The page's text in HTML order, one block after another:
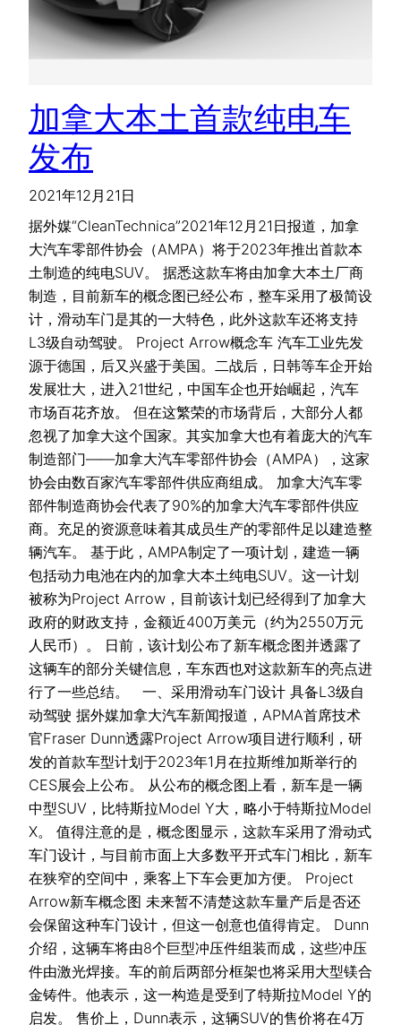
加拿大本土首款纯电车
发布
2021年12月21日
据外媒“CleanTechnica”2021年12月21日报道，加拿
大汽车零部件协会（AMPA）将于2023年推出首款本
土制造的纯电SUV。 据悉这款车将由加拿大本土厂商
制造，目前新车的概念图已经公布，整车采用了极简设
计，滑动车门是其的一大特色，此外这款车还将支持
L3级自动驾驶。 Project Arrow概念车 汽车工业先发
源于德国，后又兴盛于美国。二战后，日韩等车企开始
发展壮大，进入21世纪，中国车企也开始崛起，汽车
市场百花齐放。 但在这繁荣的市场背后，大部分人都
忽视了加拿大这个国家。其实加拿大也有着庞大的汽车
制造部门——加拿大汽车零部件协会（AMPA），这家
协会由数百家汽车零部件供应商组成。 加拿大汽车零
部件制造商协会代表了90%的加拿大汽车零部件供应
商。充足的资源意味着其成员生产的零部件足以建造整
辆汽车。 基于此，AMPA制定了一项计划，建造一辆
包括动力电池在内的加拿大本土纯电SUV。这一计划
被称为Project Arrow，目前该计划已经得到了加拿大
政府的财政支持，金额近400万美元（约为2550万元
人民币）。 日前，该计划公布了新车概念图并透露了
这辆车的部分关键信息，车东西也对这款新车的亮点进
行了一些总结。 一、采用滑动车门设计 具备L3级自
动驾驶 据外媒加拿大汽车新闻报道，APMA首席技术
官Fraser Dunn透露Project Arrow项目进行顺利，研
发的首款车型计划于2023年1月在拉斯维加斯举行的
CES展会上公布。 从公布的概念图上看，新车是一辆
中型SUV，比特斯拉Model Y大，略小于特斯拉Model
X。 值得注意的是，概念图显示，这款车采用了滑动式
车门设计，与目前市面上大多数平开式车门相比，新车
在狭窄的空间中，乘客上下车会更加方便。 Project
Arrow新车概念图 未来暂不清楚这款车量产后是否还
会保留这种车门设计，但这一创意也值得肯定。 Dunn
介绍，这辆车将由8个巨型冲压件组装而成，这些冲压
件由激光焊接。车的前后两部分框架也将采用大型镁合
金铸件。他表示，这一构造是受到了特斯拉Model Y的
启发。 售价上，Dunn表示，这辆SUV的售价将在4万